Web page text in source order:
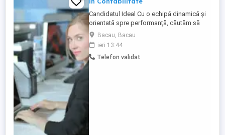
Candidatul Ideal Cu o echipă dinamică și
orientată spre performanță, căutăm să
aducem în echipa noastră un Economist
pentru a ne susține creșterea și
dezvoltarea continuă. Cerinte Studiile
superioare economice, specializarea
Bacau, Bacau
ieri 13:44
Telefon validat